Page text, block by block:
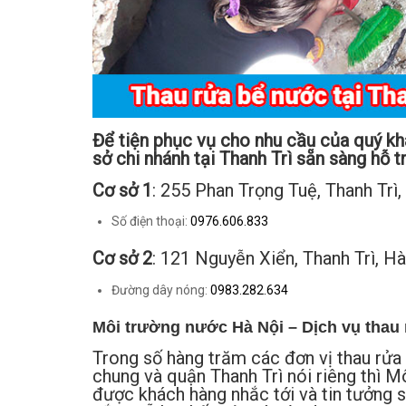
Để tiện phục vụ cho nhu cầu của quý
sở chi nhánh tại Thanh Trì sẵn sàng hỗ
Cơ sở 1: 255 Phan Trọng Tuệ, Thanh
Số điện thoại: 0976.606.833
Cơ sở 2: 121 Nguyễn Xiển, Thanh Trì,
Đường dây nóng: 0983.282.634
Môi trường nước Hà Nội – Dịch vụ
Trong số hàng trăm các đơn vị thau
chung và quận Thanh Trì nói riêng thì
được khách hàng nhắc tới và tin tưởng